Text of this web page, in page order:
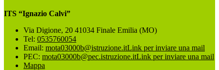
ITS “Ignazio Calvi”
Via Digione, 20 41034 Finale Emilia (MO)
Tel: 0535760054
Email: mota03000b@istruzione.itLink per inviare una mail
PEC: mota03000b@pec.istruzione.itLink per inviare una mail
Mappa